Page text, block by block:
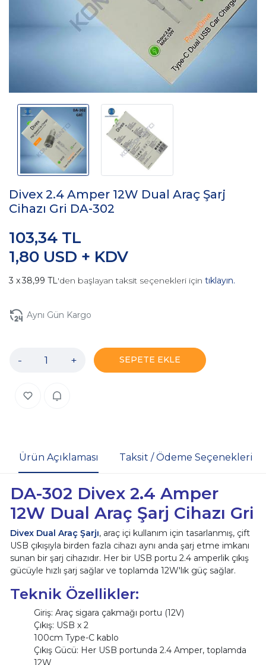
Divex 2.4 Amper 12W Dual Araç Şarj
Cihazı Gri DA-302
1,80 USD + KDV
103,34 TL
38,99 TL'den başlayan taksit seçenekleri için tıklayın.
Aynı Gün Kargo
- + SEPETE EKLE
Ürün Açıklaması Taksit / Ödeme Seçenekleri
DA-302 Divex 2.4 Amper
12W Dual Araç Şarj Cihazı Gri
Divex Dual Araç Şarjı, araç içi kullanım için tasarlanmış, çift
USB çıkışıyla birden fazla cihazı aynı anda şarj etme imkanı
sunan bir şarj cihazıdır. Her bir USB portu 2.4 amperlik çıkış
gücüyle hızlı şarj sağlar ve toplamda 12W'lık güç sağlar.
Teknik Özellikler:
Giriş: Araç sigara çakmağı portu (12V)
Çıkış: USB x 2
100cm Type-C kablo
Çıkış Gücü: Her USB portunda 2.4 Amper, toplamda
12W